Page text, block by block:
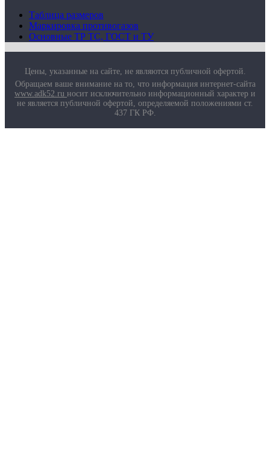
Таблица размеров
Маркировка противогазов
Основные ТР ТС, ГОСТ и ТУ
Цены, указанные на сайте, не являются публичной офертой.
Обращаем ваше внимание на то, что информация интернет-сайта
www.adk52.ru носит исключительно информационный характер и
не является публичной офертой, определяемой положениями ст.
437 ГК РФ.